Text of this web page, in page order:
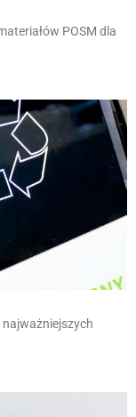
POSM dla
najważniejszych